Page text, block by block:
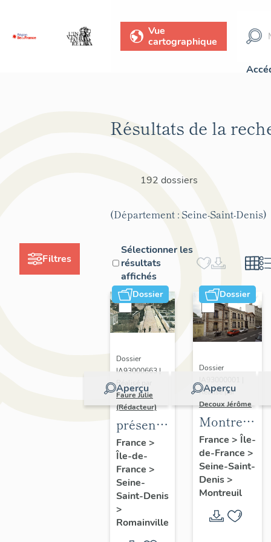
Vue
cartographique
Filtres
Résultats de la
192 dossiers
(Département : Seine-Saint-Denis)
Sélectionner les
résultats
affichés
Dossier
Aperçu
Dossier
IA93000663 |
Réalisé par
Faure Julie
(Rédacteur)
présentation
de
l'inventaire
de la
commune
de
Romainville
France >
Île-de-
France >
Seine-
Saint-Denis
>
Romainville
Dossier
Aperçu
Dossier
Réalisé par
Decoux Jérôme
Montreuil
-
Patrimoine
industriel
-
générale
France > Île-
de-France >
Seine-Saint-
Denis>
Montreuil